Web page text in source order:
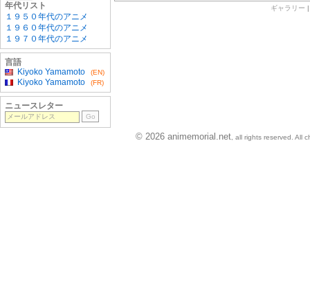
ギャラリー
年代リスト
１９５０年代のアニメ
１９６０年代のアニメ
１９７０年代のアニメ
言語
Kiyoko Yamamoto
(EN)
Kiyoko Yamamoto (FR)
ニュースレター
© 2026 animemorial.net , all rights reserved. All